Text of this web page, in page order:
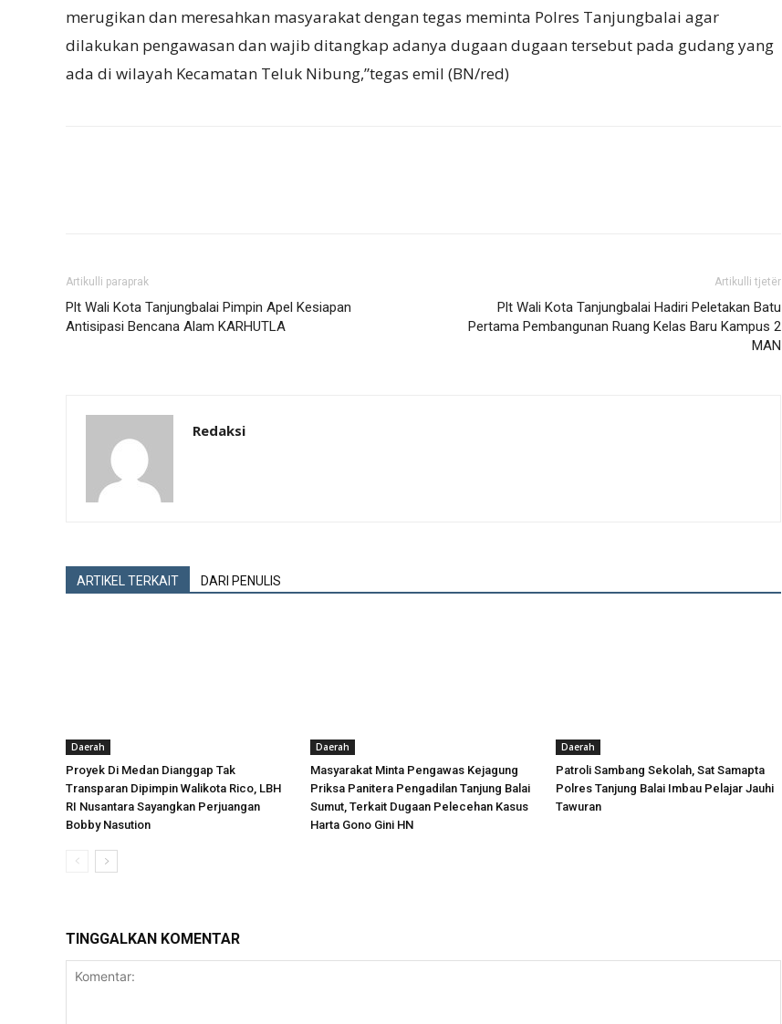
merugikan dan meresahkan masyarakat dengan tegas meminta Polres Tanjungbalai agar
dilakukan pengawasan dan wajib ditangkap adanya dugaan dugaan tersebut pada gudang yang
ada di wilayah Kecamatan Teluk Nibung,”tegas emil (BN/red)
Artikulli paraprak
Plt Wali Kota Tanjungbalai Pimpin Apel Kesiapan
Antisipasi Bencana Alam KARHUTLA
Artikulli tjetër
Plt Wali Kota Tanjungbalai Hadiri Peletakan Batu
Pertama Pembangunan Ruang Kelas Baru Kampus 2
MAN
Redaksi
ARTIKEL TERKAIT DARI PENULIS
Daerah
Proyek Di Medan Dianggap Tak
Transparan Dipimpin Walikota Rico, LBH
RI Nusantara Sayangkan Perjuangan
Bobby Nasution
Daerah
Masyarakat Minta Pengawas Kejagung
Priksa Panitera Pengadilan Tanjung Balai
Sumut, Terkait Dugaan Pelecehan Kasus
Harta Gono Gini HN
Daerah
Patroli Sambang Sekolah, Sat Samapta
Polres Tanjung Balai Imbau Pelajar Jauhi
Tawuran
TINGGALKAN KOMENTAR